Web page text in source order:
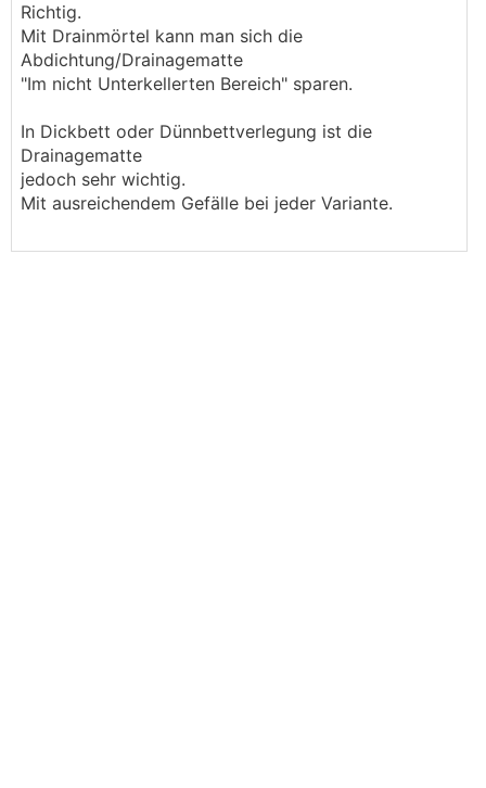
Richtig.
Mit Drainmörtel kann man sich die
Abdichtung/Drainagematte
"Im nicht Unterkellerten Bereich" sparen.
In Dickbett oder Dünnbettverlegung ist die
Drainagematte
jedoch sehr wichtig.
Mit ausreichendem Gefälle bei jeder Variante.